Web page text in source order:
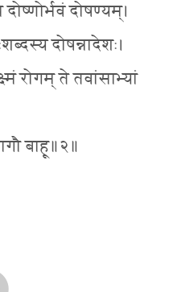
दोषण्यम्।
दोषन्नादेशः।
रोगम् ते तवांसाभ्यां
बाहू॥२॥